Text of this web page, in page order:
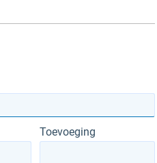
Toevoeging